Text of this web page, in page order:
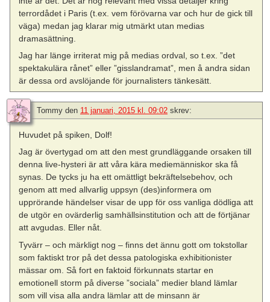
terrordådet i Paris (t.ex. vem förövarna var och hur de gick till
väga) medan jag klarar mig utmärkt utan medias
dramasättning.
Jag har länge irriterat mig på medias ordval, so t.ex. ”det
spektakulära rånet” eller ”gisslandramat”, men å andra sidan
är dessa ord avslöjande för journalisters tänkesätt.
Tommy den 11 januari, 2015 kl. 09:02 skrev:
Huvudet på spiken, Dolf!
Jag är övertygad om att den mest grundläggande orsaken till
denna live-hysteri är att våra kära mediemänniskor ska få
synas. De tycks ju ha ett omättligt bekräftelsebehov, och
genom att med allvarlig uppsyn (des)informera om
upprörande händelser visar de upp för oss vanliga dödliga att
de utgör en ovärderlig samhällsinstitution och att de förtjänar
att avgudas. Eller nåt.
Tyvärr – och märkligt nog – finns det ännu gott om tokstollar
som faktiskt tror på det dessa patologiska exhibitionister
mässar om. Så fort en faktoid förkunnats startar en
emotionell storm på diverse ”sociala” medier bland lämlar
som vill visa alla andra lämlar att de minsann är